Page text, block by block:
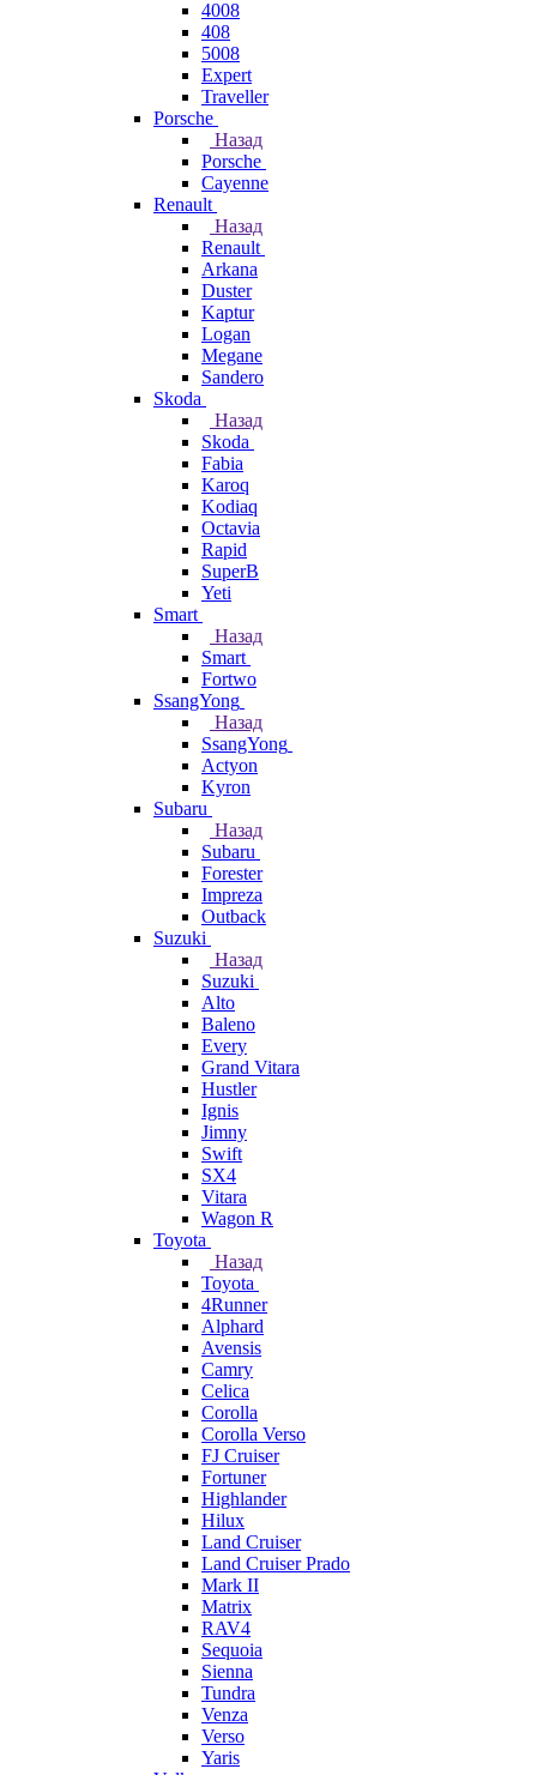
4008
408
5008
Expert
Traveller
Porsche
Назад
Porsche
Cayenne
Renault
Назад
Renault
Arkana
Duster
Kaptur
Logan
Megane
Sandero
Skoda
Назад
Skoda
Fabia
Karoq
Kodiaq
Octavia
Rapid
SuperB
Yeti
Smart
Назад
Smart
Fortwo
SsangYong
Назад
SsangYong
Actyon
Kyron
Subaru
Назад
Subaru
Forester
Impreza
Outback
Suzuki
Назад
Suzuki
Alto
Baleno
Every
Grand Vitara
Hustler
Ignis
Jimny
Swift
SX4
Vitara
Wagon R
Toyota
Назад
Toyota
4Runner
Alphard
Avensis
Camry
Celica
Corolla
Corolla Verso
FJ Cruiser
Fortuner
Highlander
Hilux
Land Cruiser
Land Cruiser Prado
Mark II
Matrix
RAV4
Sequoia
Sienna
Tundra
Venza
Verso
Yaris